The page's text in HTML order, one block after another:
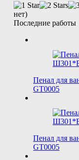
нет)
Последние работы
Пенал для
GT0005
Пенал для
GT0005